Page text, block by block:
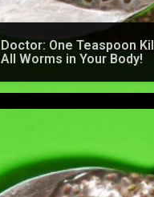
Doctor: One Teaspoon
All Worms in Your Body!